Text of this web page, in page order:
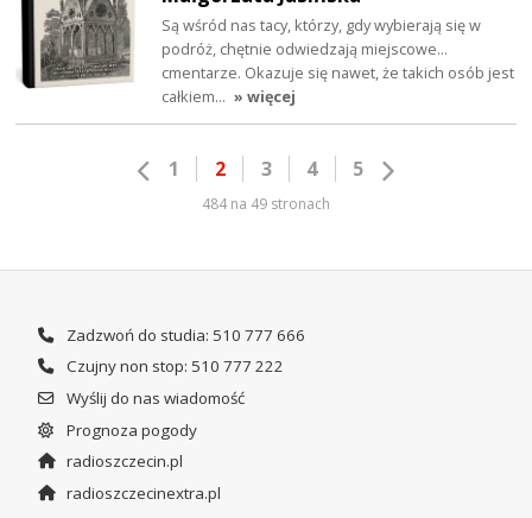
Są wśród nas tacy, którzy, gdy wybierają się w
podróż, chętnie odwiedzają miejscowe...
cmentarze. Okazuje się nawet, że takich osób jest
całkiem… » więcej
1 2 3 4 5
484 na 49 stronach
Zadzwoń do studia: 510 777 666
Czujny non stop: 510 777 222
Wyślij do nas wiadomość
Prognoza pogody
radioszczecin.pl
radioszczecinextra.pl